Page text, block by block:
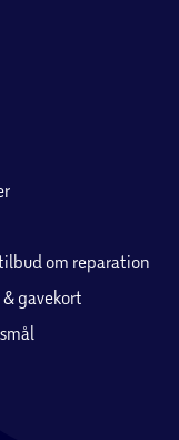
om reparation
gavekort